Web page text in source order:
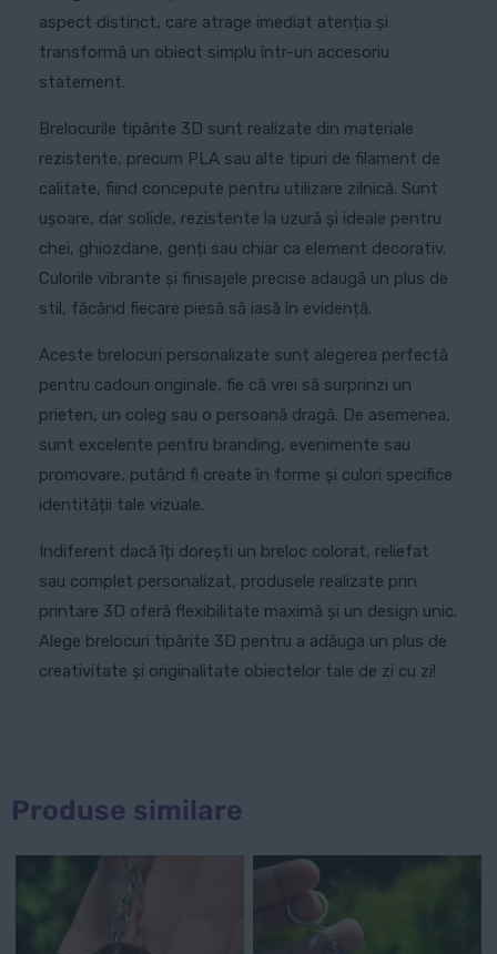
aspect distinct, care atrage imediat atenția și
transformă un obiect simplu într-un accesoriu
statement.
Brelocurile tipărite 3D sunt realizate din materiale
rezistente, precum PLA sau alte tipuri de filament de
calitate, fiind concepute pentru utilizare zilnică. Sunt
ușoare, dar solide, rezistente la uzură și ideale pentru
chei, ghiozdane, genți sau chiar ca element decorativ.
Culorile vibrante și finisajele precise adaugă un plus de
stil, făcând fiecare piesă să iasă în evidență.
Aceste brelocuri personalizate sunt alegerea perfectă
pentru cadouri originale, fie că vrei să surprinzi un
prieten, un coleg sau o persoană dragă. De asemenea,
sunt excelente pentru branding, evenimente sau
promovare, putând fi create în forme și culori specifice
identității tale vizuale.
Indiferent dacă îți dorești un breloc colorat, reliefat
sau complet personalizat, produsele realizate prin
printare 3D oferă flexibilitate maximă și un design unic.
Alege brelocuri tipărite 3D pentru a adăuga un plus de
creativitate și originalitate obiectelor tale de zi cu zi!
Produse similare